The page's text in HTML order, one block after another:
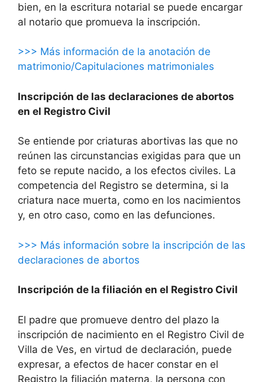
bien, en la escritura notarial se puede encargar
al notario que promueva la inscripción.
>>> Más información de la anotación de
matrimonio/Capitulaciones matrimoniales
Inscripción de las declaraciones de abortos
en el Registro Civil
Se entiende por criaturas abortivas las que no
reúnen las circunstancias exigidas para que un
feto se repute nacido, a los efectos civiles. La
competencia del Registro se determina, si la
criatura nace muerta, como en los nacimientos
y, en otro caso, como en las defunciones.
>>> Más información sobre la inscripción de las
declaraciones de abortos
Inscripción de la filiación en el Registro Civil
El padre que promueve dentro del plazo la
inscripción de nacimiento en el Registro Civil de
Villa de Ves, en virtud de declaración, puede
expresar, a efectos de hacer constar en el
Registro la filiación materna, la persona con